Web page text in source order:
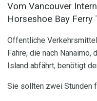
Vom Vancouver
Horseshoe Bay Ferry
Öffentliche
Fähre, die nach Nanaimo,
Island abfährt, benötigt
Sie sollten zwei Stunden